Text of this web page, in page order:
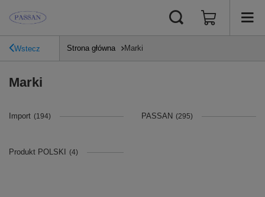
Wstecz Strona główna Marki
Marki
Import (194) PASSAN (295)
Produkt POLSKI (4)